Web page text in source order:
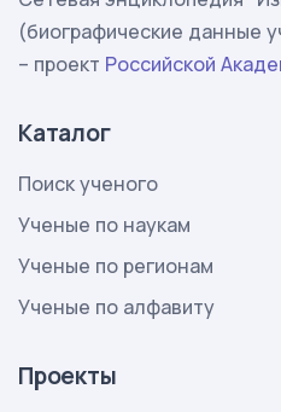
(биографические данные
– проект Российской
Каталог
Поиск ученого
Ученые по наукам
Ученые по регионам
Ученые по алфавиту
Проекты